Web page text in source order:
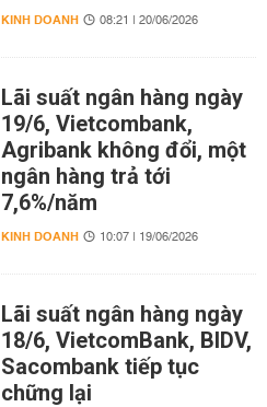
KINH DOANH 08:21 | 20/06/2026
Lãi suất ngân hàng ngày
19/6, Vietcombank,
Agribank không đổi, một
ngân hàng trả tới
7,6%/năm
KINH DOANH 10:07 | 19/06/2026
Lãi suất ngân hàng ngày
18/6, VietcomBank, BIDV,
Sacombank tiếp tục
chững lại